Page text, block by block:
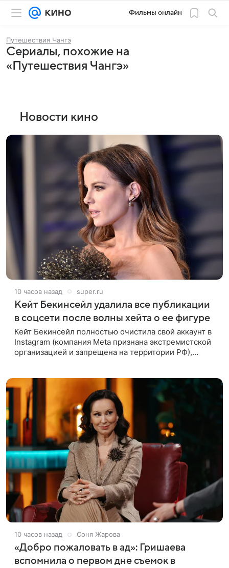
Фильмы онлайн
Путешествия Чангэ
Сериалы, похожие на
«Путешествия Чангэ»
Новости кино
10 часов назад super.ru
Кейт Бекинсейл удалила все публикации
в соцсети после волны хейта о ее фигуре
Кейт Бекинсейл полностью очистила свой аккаунт в
Instagram (компания Meta признана экстремистской
организацией и запрещена на территории РФ),
10 часов назад Соня Жарова
«Добро пожаловать в ад»: Гришаева
вспомнила о первом дне съемок в